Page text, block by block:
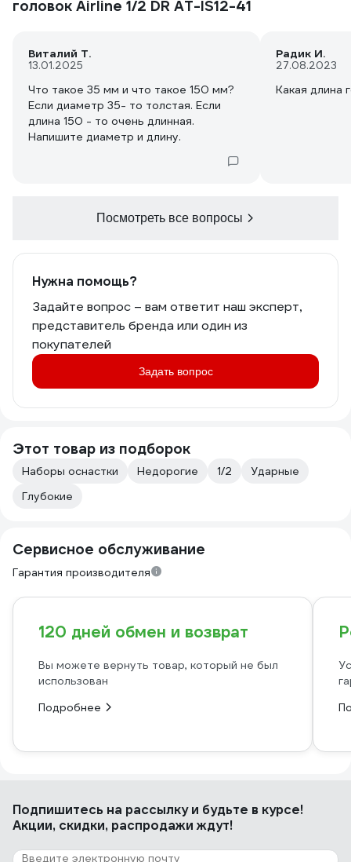
головок Airline 1/2 DR AT-IS12-41
Виталий Т.
13.01.2025
Что такое 35 мм и что такое 150 мм?
Если диаметр 35- то толстая. Если
длина 150 - то очень длинная.
Напишите диаметр и длину.
Радик И.
27.08.2023
Какая длина
Посмотреть все вопросы
Нужна помощь?
Задайте вопрос – вам ответит наш эксперт,
представитель бренда или один из
покупателей
Задать вопрос
Этот товар из подборок
Наборы оснастки Недорогие 1/2
Ударные
Глубокие
Сервисное обслуживание
Гарантия производителя
120 дней обмен и возврат
Вы можете вернуть товар, который не был
использован
Подробнее
Подпишитесь на рассылкуи будьте в курсе!
Акции, скидки, распродажи ждут!